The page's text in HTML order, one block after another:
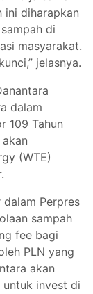
ini diharapkan
di
masyarakat.
jelasnya.
dalam
109 Tahun
(WTE)
Perpres
sampah
fee bagi
PLN yang
akan
invest di